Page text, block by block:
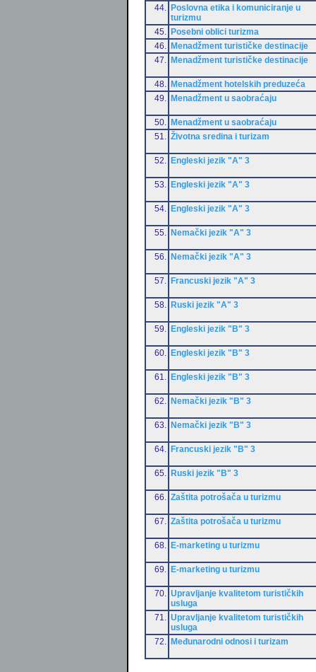
44.
Poslovna etika i komuniciranje u
turizmu
45.
Posebni oblici turizma
46.
Menadžment turističke destinacije
47.
Menadžment turističke destinacije
48.
Menadžment hotelskih preduzeća
49.
Menadžment u saobraćaju
50.
Menadžment u saobraćaju
51.
Životna sredina i turizam
52. Engleski jezik "A" 3
53. Engleski jezik "A" 3
54. Engleski jezik "A" 3
55. Nemački jezik "A" 3
56. Nemački jezik "A" 3
57. Francuski jezik "A" 3
58. Ruski jezik "A" 3
59. Engleski jezik "B" 3
60. Engleski jezik "B" 3
61. Engleski jezik "B" 3
62. Nemački jezik "B" 3
63. Nemački jezik "B" 3
64. Francuski jezik "B" 3
65. Ruski jezik "B" 3
66. Zaštita potrošača u turizmu
67. Zaštita potrošača u turizmu
68. E-marketing u turizmu
69. E-marketing u turizmu
70.
Upravljanje kvalitetom turističkih
usluga
71.
Upravljanje kvalitetom turističkih
usluga
72.
Međunarodni odnosi i turizam